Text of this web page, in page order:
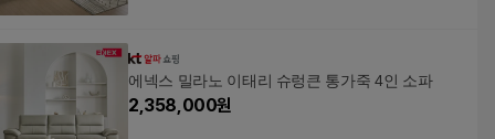
에넥스 밀라노 이태리 슈렁큰 통가죽 4인 소파
2,358,000원